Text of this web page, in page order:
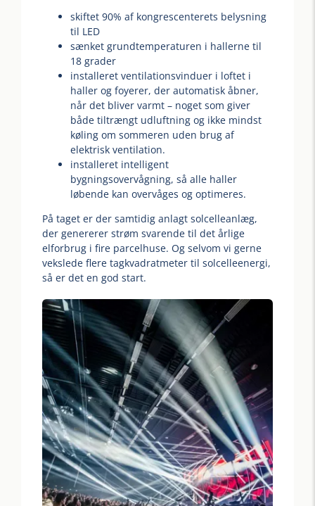
skiftet 90% af kongrescenterets belysning
til LED
sænket grundtemperaturen i hallerne til
18 grader
installeret ventilationsvinduer i loftet i
haller og foyerer, der automatisk åbner,
når det bliver varmt – noget som giver
både tiltrængt udluftning og ikke mindst
køling om sommeren uden brug af
elektrisk ventilation.
installeret intelligent
bygningsovervågning, så alle haller
løbende kan overvåges og optimeres.
På taget er der samtidig anlagt solcelleanlæg,
der genererer strøm svarende til det årlige
elforbrug i fire parcelhuse. Og selvom vi gerne
vekslede flere tagkvadratmeter til solcelleenergi,
så er det en god start.